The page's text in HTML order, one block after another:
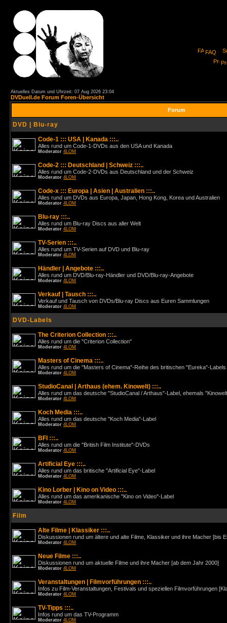
FAQ
Aktuelles Datum und Uhrzeit: 07 Aug 2026 23:04
DVDuell.de Forum Foren-Übersicht
Forum
DVD | Blu-ray
Code-1 ::: USA | Kanada :::..
Alles rund um Code-1-DVDs aus den USA und Kanada
Moderator 4LOM
Code-2 ::: Deutschland | Schweiz :::..
Alles rund um Code-2-DVDs aus Deutschland und der Schweiz
Moderator 4LOM
Code-x ::: Europa | Asien | Australien :::..
Alles rund um DVDs aus Europa, Japan, Hong Kong, Korea und Australien
Moderator 4LOM
Blu-ray :::..
Alles rund um Blu-ray Discs aus aller Welt
Moderator 4LOM
TV-Serien :::..
Alles rund um TV-Serien auf DVD und Blu-ray
Moderator 4LOM
Händler | Angebote :::..
Alles rund um DVD/Blu-ray-Händler und DVD/Blu-ray-Angebote
Moderator 4LOM
Verkauf | Tausch :::..
Verkauf und Tausch von DVDs/Blu-ray Discs aus Euren Sammlungen
Moderator 4LOM
DVD-Labels
The Criterion Collection :::..
Alles rund um die "Criterion Collection"
Moderator 4LOM
Masters of Cinema :::..
Alles rund um die "Masters of Cinema"-Reihe des britischen "Eureka"-Labels
Moderator 4LOM
StudioCanal | Arthaus (ehem. Kinowelt) :::..
Alles rund um das deutsche "StudioCanal / Arthaus"-Label, ehemals
Moderator 4LOM
Koch Media :::..
Alles rund um das deutsche "Koch Media"-Label
Moderator 4LOM
BFI :::..
Alles rund um die "British Film Institute"-DVDs
Moderator 4LOM
Artificial Eye :::..
Alles rund um das britische "Artificial Eye"-Label
Moderator 4LOM
Kino Lorber | Kino on Video :::..
Alles rund um das amerikanische "Kino on Video"-Label
Moderator 4LOM
Film
Alte Filme | Klassiker :::..
Diskussionen rund um ältere und alte Filme, Klassiker und ihre Macher [bis
Moderator 4LOM
Neue Filme :::..
Diskussionen rund um aktuelle Filme und ihre Macher [ab dem Jahr 2000]
Moderator 4LOM
Veranstaltungen | Filmvorführungen :::..
Infos zu Film-Veranstaltungen, Festivals und speziellen Filmvorführungen
Moderator 4LOM
TV-Tipps :::..
Infos rund um das TV-Programm
Moderator 4LOM